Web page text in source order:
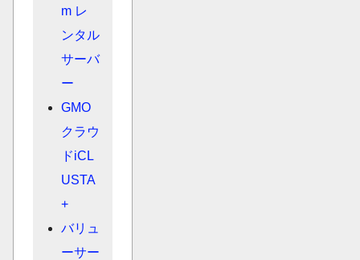
m レ
ンタル
サーバ
ー
GMO
クラウ
ドiCL
USTA
+
バリュ
ーサー